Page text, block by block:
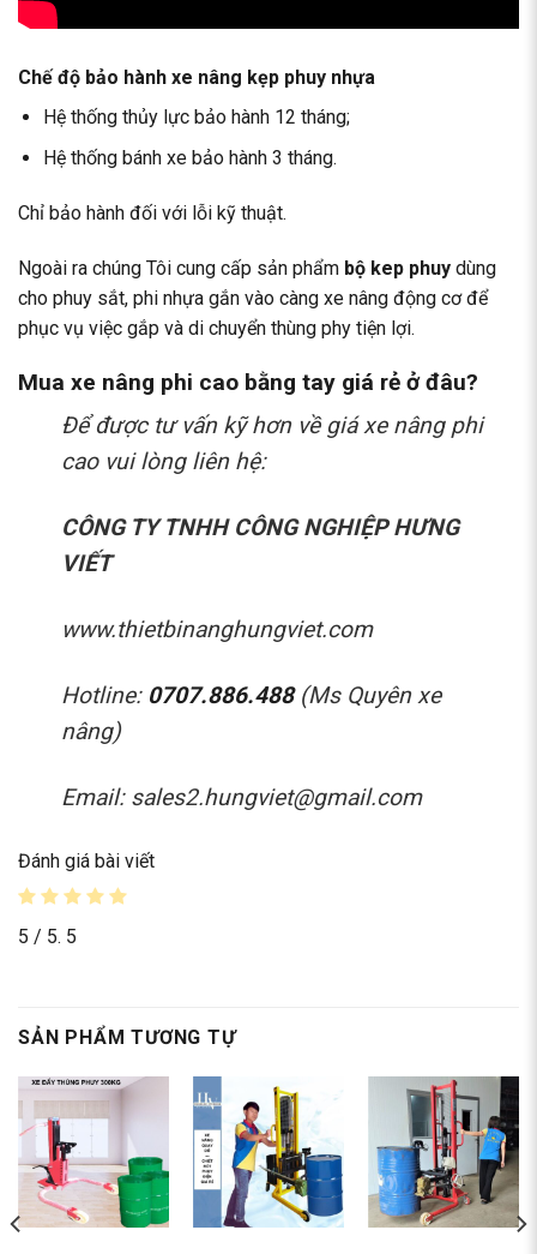
Chế độ bảo hành xe nâng kẹp phuy nhựa
Hệ thống thủy lực bảo hành 12 tháng;
Hệ thống bánh xe bảo hành 3 tháng.
Chỉ bảo hành đối với lỗi kỹ thuật.
Ngoài ra chúng Tôi cung cấp sản phẩm bộ kep phuy dùng
cho phuy sắt, phi nhựa gắn vào càng xe nâng động cơ để
phục vụ việc gắp và di chuyển thùng phy tiện lợi.
Mua xe nâng phi cao bằng tay giá rẻ ở đâu?
Để được tư vấn kỹ hơn về giá xe nâng phi
cao vui lòng liên hệ:
CÔNG TY TNHH CÔNG NGHIỆP HƯNG
VIẾT
www.thietbinanghungviet.com
Hotline: 0707.886.488 (Ms Quyên xe
nâng)
Email: sales2.hungviet@gmail.com
Đánh giá bài viết
5 / 5. 5
SẢN PHẨM TƯƠNG TỰ